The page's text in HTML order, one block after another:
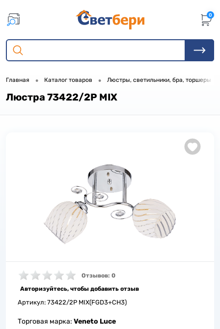
0
Главная • Каталог товаров • Люстры, светильники, бра, торшеры
Люстра 73422/2P MIX
Отзывов: 0
Авторизуйтесь, чтобы добавить отзыв
Артикул: 73422/2P MIX(FGD3+CH3)
Торговая марка: Veneto Luce